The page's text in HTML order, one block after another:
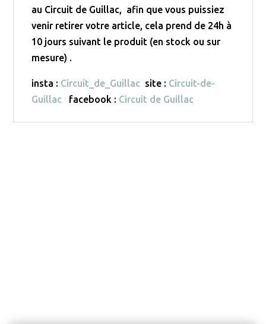
au Circuit de Guillac, afin que vous puissiez
venir retirer votre article, cela prend de 24h à
10 jours suivant le produit (en stock ou sur
mesure) .
insta : Circuit_de_Guillac site : Circuit-de-
Guillac facebook : Circuit de Guillac